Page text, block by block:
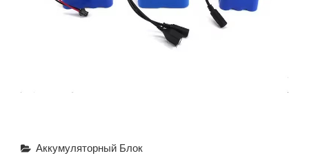
Рубрики
Аккумуляторный Блок